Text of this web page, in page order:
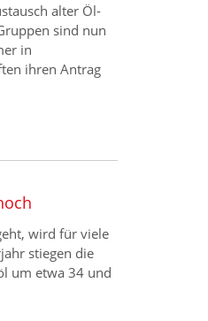
alter Öl-
sind nun
in
ihren Antrag
wird für viele
stiegen die
um etwa 34 und